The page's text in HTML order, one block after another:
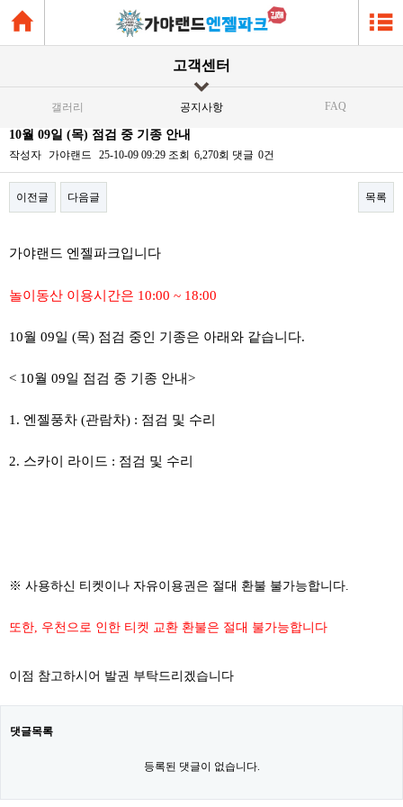
고객센터
갤러리 공지사항 FAQ
10월 09일 (목) 점검 중 기종 안내
작성자 가야랜드 25-10-09 09:29 조회 6,270회 댓글 0건
이전글 다음글 목록
가야랜드 엔젤파크입니다
놀이동산 이용시간은 10:00 ~ 18:00
10월 09일 (목) 점검 중인 기종은 아래와 같습니다.
< 10월 09일 점검 중 기종 안내>
1. 엔젤풍차 (관람차) : 점검 및 수리
2. 스카이 라이드 : 점검 및 수리
※ 사용하신 티켓이나 자유이용권은 절대 환불 불가능합니다.
또한, 우천으로 인한 티켓 교환 환불은 절대 불가능합니다
이점 참고하시어 발권 부탁드리겠습니다
댓글목록
등록된 댓글이 없습니다.